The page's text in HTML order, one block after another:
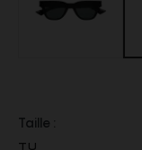
Taille :
TU